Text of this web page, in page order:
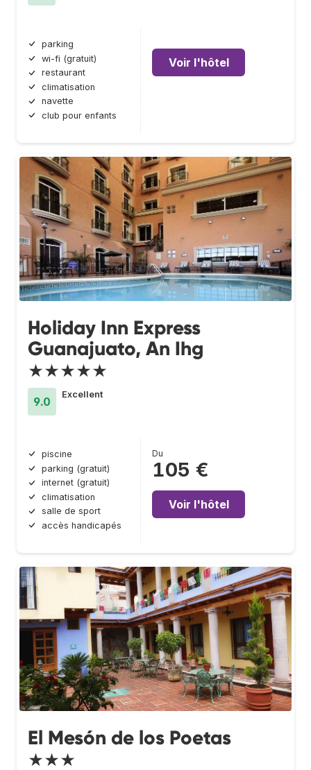
parking
wi-fi (gratuit)
restaurant
climatisation
navette
club pour enfants
Voir l'hôtel
Holiday Inn Express
Guanajuato, An Ihg
★★★★★
9.0
Excellent
piscine
parking (gratuit)
internet (gratuit)
climatisation
salle de sport
accès handicapés
Du
105 €
Voir l'hôtel
El Mesón de los Poetas
★★★